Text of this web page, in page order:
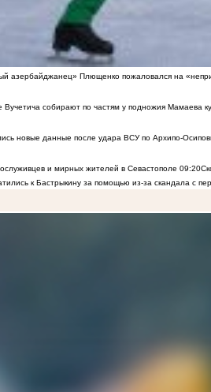
азербайджанец» Плющенко пожаловался на
Вучетича собирают по частям у подножия Мамаева
новые данные после удара ВСУ по Архипо-
и мирных жителей в Севастополе 09:20
к Бастрыкину за помощью из-за скандала с